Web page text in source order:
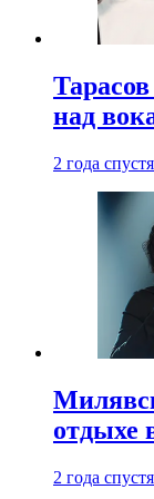
над
2 года спустя
отдыхе
2 года спустя